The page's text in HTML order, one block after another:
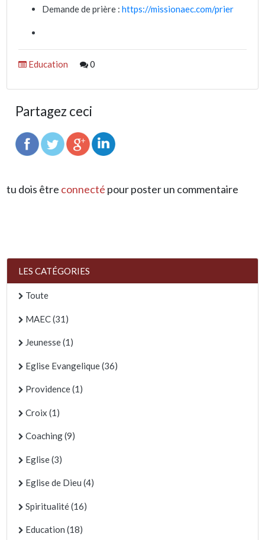
Demande de prière : https://missionaec.com/prier
Education 0
Partagez ceci
tu dois être connecté pour poster un commentaire
LES CATÉGORIES
Toute
MAEC (31)
Jeunesse (1)
Eglise Evangelique (36)
Providence (1)
Croix (1)
Coaching (9)
Eglise (3)
Eglise de Dieu (4)
Spiritualité (16)
Education (18)